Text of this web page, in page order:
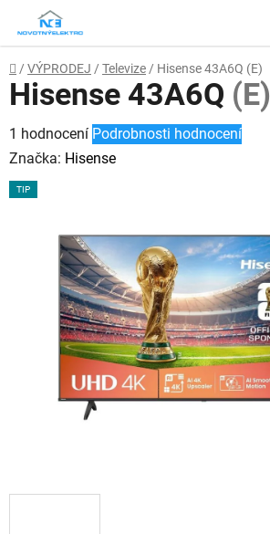
obsah
Domů
/ VÝPRODEJ / Televize / Hisense 43A6Q (E)
Hisense 43A6Q (E)
Průměrné
hodnocení
produktu
hvězdiček.
1 hodnocení Podrobnosti hodnocení
Značka: Hisense
TIP